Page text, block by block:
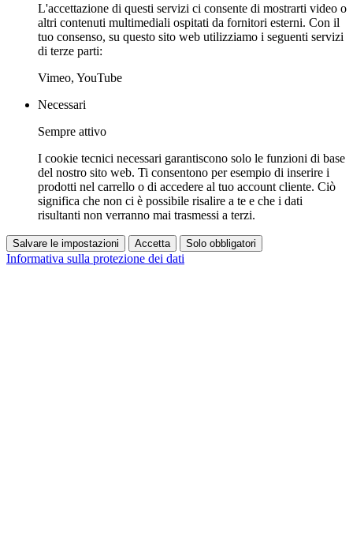
L'accettazione di questi servizi ci consente di mostrarti video o
altri contenuti multimediali ospitati da fornitori esterni. Con il
tuo consenso, su questo sito web utilizziamo i seguenti servizi
di terze parti:
Vimeo, YouTube
Necessari
Sempre attivo
I cookie tecnici necessari garantiscono solo le funzioni di base
del nostro sito web. Ti consentono per esempio di inserire i
prodotti nel carrello o di accedere al tuo account cliente. Ciò
significa che non ci è possibile risalire a te e che i dati
risultanti non verranno mai trasmessi a terzi.
Salvare le impostazioni Accetta Solo obbligatori
Informativa sulla protezione dei dati